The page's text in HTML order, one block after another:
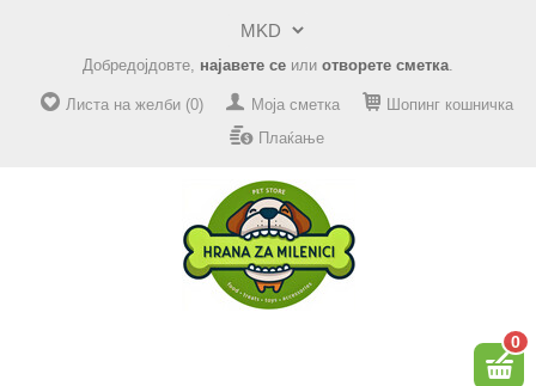
Добредојдовте, најавете се или отворете сметка.
Листа на желби (0) Моја сметка
Шопинг кошничка
Плаќање
0